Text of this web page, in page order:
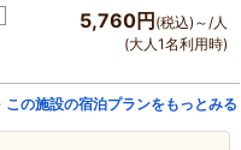
5,760円 (税込)～/人
(大人1名利用時)
この施設の宿泊プランをもっとみる